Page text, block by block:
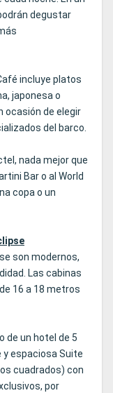
degustar
incluye platos
japonesa o
ocasión de elegir
del barco.
nada mejor que
Bar o al World
copa o un
son modernos,
Las cabinas
16 a 18 metros
de un hotel de 5
espaciosa Suite
cuadrados) con
por